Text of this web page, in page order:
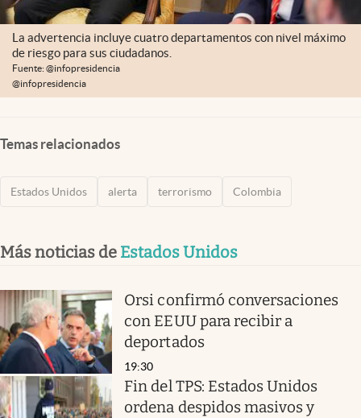
La advertencia incluye cuatro departamentos con nivel máximo
de riesgo para sus ciudadanos.
Fuente: @infopresidencia
@infopresidencia
Temas relacionados
Estados Unidos alerta terrorismo Colombia
Más noticias de Estados Unidos
Orsi confirmó conversaciones
con EEUU para recibir a
deportados
19:30
Fin del TPS: Estados Unidos
ordena despidos masivos y